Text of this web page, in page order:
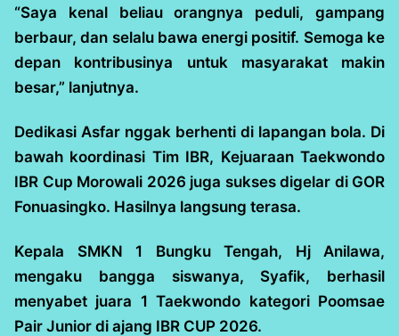
“Saya kenal beliau orangnya peduli, gampang
berbaur, dan selalu bawa energi positif. Semoga ke
depan kontribusinya untuk masyarakat makin
besar,” lanjutnya.
Dedikasi Asfar nggak berhenti di lapangan bola. Di
bawah koordinasi Tim IBR, Kejuaraan Taekwondo
IBR Cup Morowali 2026 juga sukses digelar di GOR
Fonuasingko. Hasilnya langsung terasa.
Kepala SMKN 1 Bungku Tengah, Hj Anilawa,
mengaku bangga siswanya, Syafik, berhasil
menyabet juara 1 Taekwondo kategori Poomsae
Pair Junior di ajang IBR CUP 2026.